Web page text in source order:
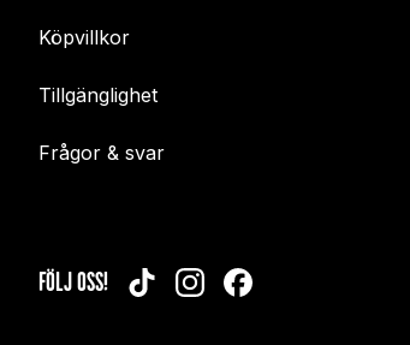
Köpvillkor
Tillgänglighet
Frågor & svar
FÖLJ OSS! TIKTOKINSTAGRAMFACEBOOK